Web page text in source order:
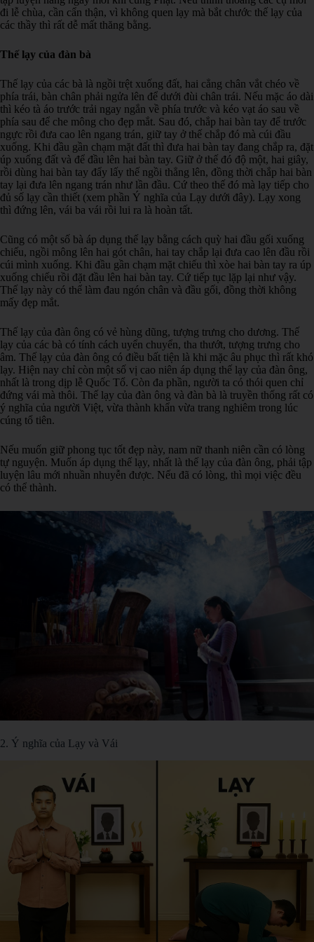
đi lễ chùa, cần cẩn thận, vì không quen lạy mà bắt chước thế lạy của
các thầy thì rất dễ mất thăng bằng.
Thế lạy của đàn bà
Thế lạy của các bà là ngồi trệt xuống đất, hai cẳng chân vắt chéo về
phía trái, bàn chân phải ngửa lên để dưới đùi chân trái. Nếu mặc áo dài
thì kéo tà áo trước trải ngay ngắn về phía trước và kéo vạt áo sau về
phía sau để che mông cho đẹp mắt. Sau đó, chắp hai bàn tay để trước
ngực rồi đưa cao lên ngang trán, giữ tay ở thế chắp đó mà cúi đầu
xuống. Khi đầu gần chạm mặt đất thì đưa hai bàn tay đang chắp ra, đặt
úp xuống đất và để đầu lên hai bàn tay. Giữ ở thế đó độ một, hai giây,
rồi dùng hai bàn tay đẩy lấy thế ngồi thẳng lên, đồng thời chắp hai bàn
tay lại đưa lên ngang trán như lần đầu. Cứ theo thế đó mà lạy tiếp cho
đủ số lạy cần thiết (xem phần Ý nghĩa của Lạy dưới đây). Lạy xong
thì đứng lên, vái ba vái rồi lui ra là hoàn tất.
Cũng có một số bà áp dụng thế lạy bằng cách quỳ hai đầu gối xuống
chiếu, ngồi mông lên hai gót chân, hai tay chắp lại đưa cao lên đầu rồi
cúi mình xuống. Khi đầu gần chạm mặt chiếu thì xòe hai bàn tay ra úp
xuống chiếu rồi đặt đầu lên hai bàn tay. Cứ tiếp tục lặp lại như vậy.
Thế lạy này có thể làm đau ngón chân và đầu gối, đồng thời không
mấy đẹp mắt.
Thế lạy của đàn ông có vẻ hùng dũng, tượng trưng cho dương. Thế
lạy của các bà có tính cách uyển chuyển, tha thướt, tượng trưng cho
âm. Thế lạy của đàn ông có điều bất tiện là khi mặc âu phục thì rất khó
lạy. Hiện nay chỉ còn một số vị cao niên áp dụng thế lạy của đàn ông,
nhất là trong dịp lễ Quốc Tổ. Còn đa phần, người ta có thói quen chỉ
đứng vái mà thôi. Thế lạy của đàn ông và đàn bà là truyền thống rất có
ý nghĩa của người Việt, vừa thành khẩn vừa trang nghiêm trong lúc
cúng tổ tiên.
Nếu muốn giữ phong tục tốt đẹp này, nam nữ thanh niên cần có lòng
tự nguyện. Muốn áp dụng thế lạy, nhất là thế lạy của đàn ông, phải tập
luyện lâu mới nhuần nhuyễn được. Nếu đã có lòng, thì mọi việc đều
có thể thành.
2. Ý nghĩa của Lạy và Vái